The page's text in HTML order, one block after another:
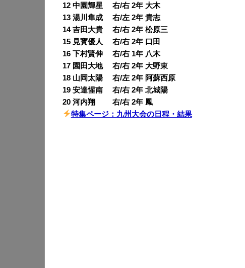
12 中園輝星 右/右 2年 大木
13 湯川隼成 右/左 2年 貴志
14 吉田大貴 右/右 2年 松原三
15 見寳優人 右/右 2年 口田
16 下村賢伸 右/右 1年 八木
17 園田大地 右/右 2年 大野東
18 山岡太陽 右/左 2年 阿蘇西原
19 安達惺南 右/右 2年 北城陽
20 河内翔 右/右 2年 鳳
特集ページ：九州大会の日程・結果